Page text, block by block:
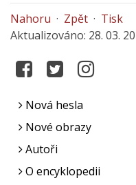
Nahoru · Zpět · Tisk
Aktualizováno: 28. 03.
Nová hesla
Nové obrazy
Autoři
O encyklopedii